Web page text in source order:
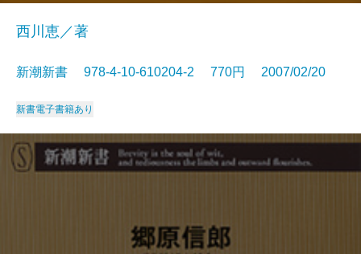
西川恵／著
新潮新書 978-4-10-610204-2 770円 2007/02/20
新書電子書籍あり